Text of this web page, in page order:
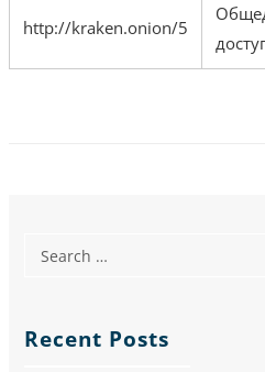
http://kraken.onion/5
Recent Posts